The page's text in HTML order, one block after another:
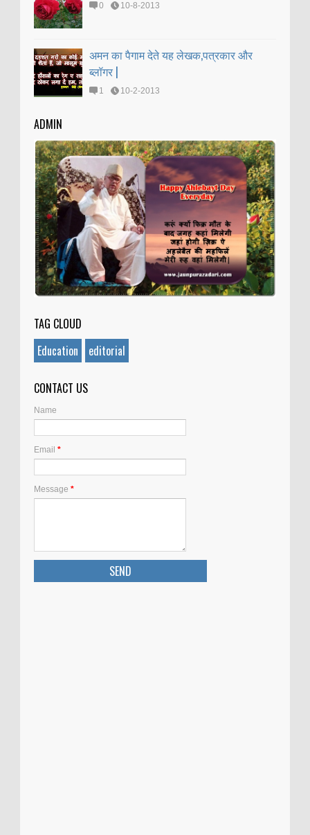
0 10-8-2013
अमन का पैगाम देते यह लेखक,पत्रकार और
ब्लॉगर |
1 10-2-2013
ADMIN
TAG CLOUD
Education
editorial
CONTACT US
Name
Email *
Message *